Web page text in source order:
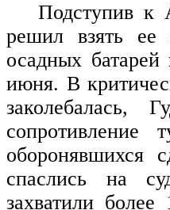
Подступив к
решил взять
осадных
июня. В
заколебалась,
сопротивление
оборонявшихся
спаслись на
захватили